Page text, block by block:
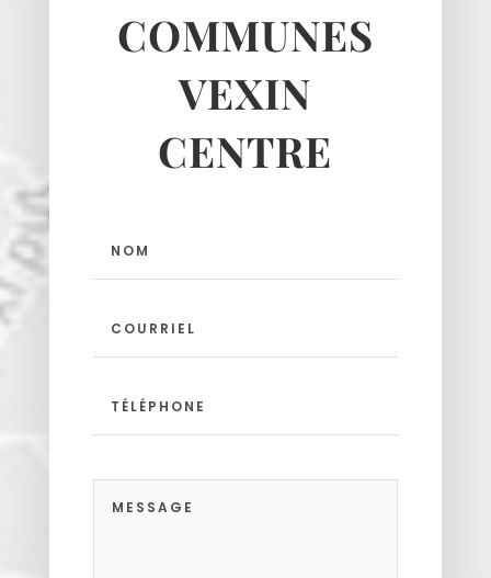
Le Bellay-en-vexin
Longuesse
Marines
Montgeroult
Moussy
Nucourt
Santeuil
Seraincourt
Theuville
COMMUNES
VEXIN
CENTRE